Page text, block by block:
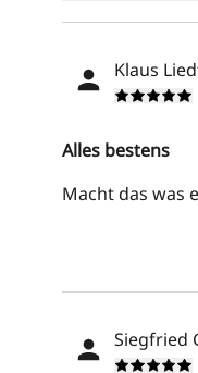
Klaus
Alles bestens
Macht das was
Siegfried